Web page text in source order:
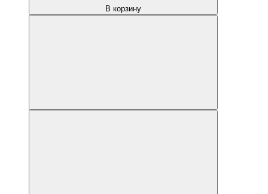
В корзину